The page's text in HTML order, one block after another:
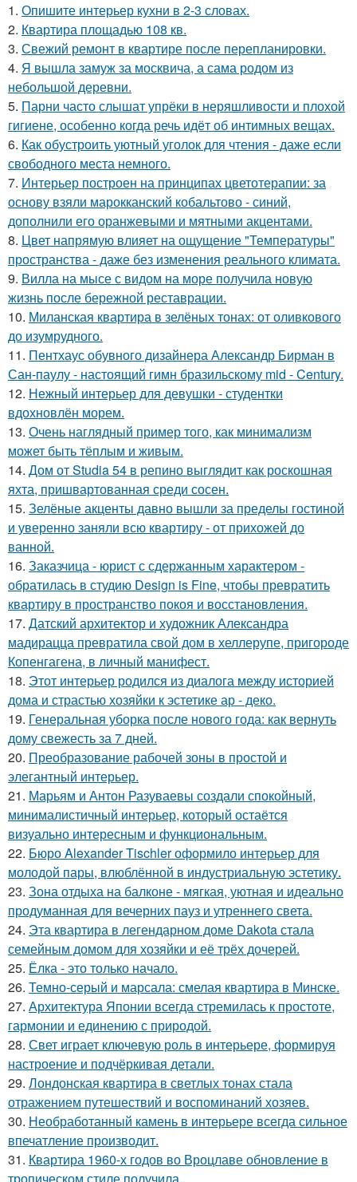
1. Опишите интерьер кухни в 2-3 словах.
2. Квартира площадью 108 кв.
3. Свежий ремонт в квартире после перепланировки.
4. Я вышла замуж за москвича, а сама родом из
небольшой деревни.
5. Парни часто слышат упрёки в неряшливости и плохой
гигиене, особенно когда речь идёт об интимных вещах.
6. Как обустроить уютный уголок для чтения - даже если
свободного места немного.
7. Интерьер построен на принципах цветотерапии: за
основу взяли марокканский кобальтово - синий,
дополнили его оранжевыми и мятными акцентами.
8. Цвет напрямую влияет на ощущение "Температуры"
пространства - даже без изменения реального климата.
9. Вилла на мысе с видом на море получила новую
жизнь после бережной реставрации.
10. Миланская квартира в зелёных тонах: от оливкового
до изумрудного.
11. Пентхаус обувного дизайнера Александр Бирман в
Сан-паулу - настоящий гимн бразильскому mid - Century.
12. Нежный интерьер для девушки - студентки
вдохновлён морем.
13. Очень наглядный пример того, как минимализм
может быть тёплым и живым.
14. Дом от Studia 54 в репино выглядит как роскошная
яхта, пришвартованная среди сосен.
15. Зелёные акценты давно вышли за пределы гостиной
и уверенно заняли всю квартиру - от прихожей до
ванной.
16. Заказчица - юрист с сдержанным характером -
обратилась в студию Design is Fine, чтобы превратить
квартиру в пространство покоя и восстановления.
17. Датский архитектор и художник Александра
мадирацца превратила свой дом в хеллерупе, пригороде
Копенгагена, в личный манифест.
18. Этот интерьер родился из диалога между историей
дома и страстью хозяйки к эстетике ар - деко.
19. Генеральная уборка после нового года: как вернуть
дому свежесть за 7 дней.
20. Преобразование рабочей зоны в простой и
элегантный интерьер.
21. Марьям и Антон Разуваевы создали спокойный,
минималистичный интерьер, который остаётся
визуально интересным и функциональным.
22. Бюро Alexander Tischler оформило интерьер для
молодой пары, влюблённой в индустриальную эстетику.
23. Зона отдыха на балконе - мягкая, уютная и идеально
продуманная для вечерних пауз и утреннего света.
24. Эта квартира в легендарном доме Dakota стала
семейным домом для хозяйки и её трёх дочерей.
25. Ёлка - это только начало.
26. Темно-серый и марсала: смелая квартира в Минске.
27. Архитектура Японии всегда стремилась к простоте,
гармонии и единению с природой.
28. Свет играет ключевую роль в интерьере, формируя
настроение и подчёркивая детали.
29. Лондонская квартира в светлых тонах стала
отражением путешествий и воспоминаний хозяев.
30. Необработанный камень в интерьере всегда сильное
впечатление производит.
31. Квартира 1960-х годов во Вроцлаве обновление в